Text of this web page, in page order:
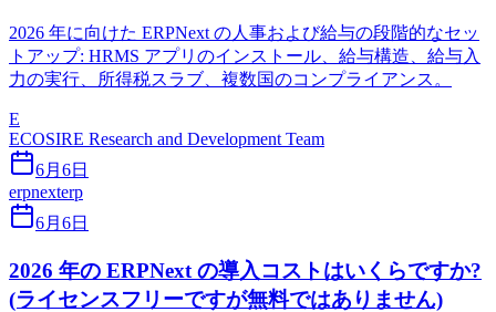
2026 年に向けた ERPNext の人事および給与の段階的なセッ
トアップ: HRMS アプリのインストール、給与構造、給与入
力の実行、所得税スラブ、複数国のコンプライアンス。
E
ECOSIRE Research and Development Team
6月6日
erpnexterp
6月6日
2026 年の ERPNext の導入コストはいくらですか?
(ライセンスフリーですが無料ではありません)